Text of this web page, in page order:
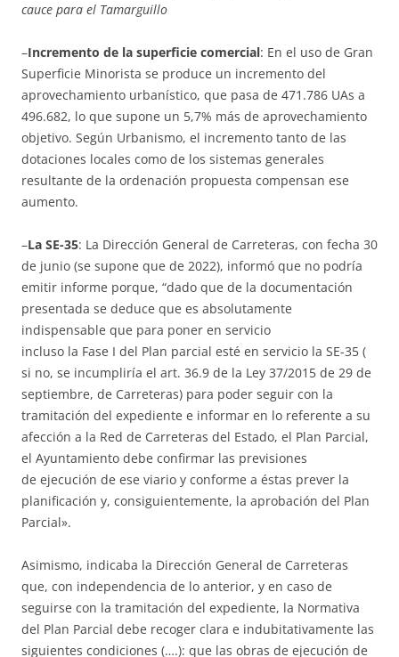
cauce para el Tamarguillo
–Incremento de la superficie comercial: En el uso de Gran
Superficie Minorista se produce un incremento del
aprovechamiento urbanístico, que pasa de 471.786 UAs a
496.682, lo que supone un 5,7% más de aprovechamiento
objetivo. Según Urbanismo, el incremento tanto de las
dotaciones locales como de los sistemas generales
resultante de la ordenación propuesta compensan ese
aumento.
–La SE-35: La Dirección General de Carreteras, con fecha 30
de junio (se supone que de 2022), informó que no podría
emitir informe porque, “dado que de la documentación
presentada se deduce que es absolutamente
indispensable que para poner en servicio
incluso la Fase I del Plan parcial esté en servicio la SE-35 (
si no, se incumpliría el art. 36.9 de la Ley 37/2015 de 29 de
septiembre, de Carreteras) para poder seguir con la
tramitación del expediente e informar en lo referente a su
afección a la Red de Carreteras del Estado, el Plan Parcial,
el Ayuntamiento debe confirmar las previsiones
de ejecución de ese viario y conforme a éstas prever la
planificación y, consiguientemente, la aprobación del Plan
Parcial».
Asimismo, indicaba la Dirección General de Carreteras
que, con independencia de lo anterior, y en caso de
seguirse con la tramitación del expediente, la Normativa
del Plan Parcial debe recoger clara e indubitativamente las
siguientes condiciones (….): que las obras de ejecución de